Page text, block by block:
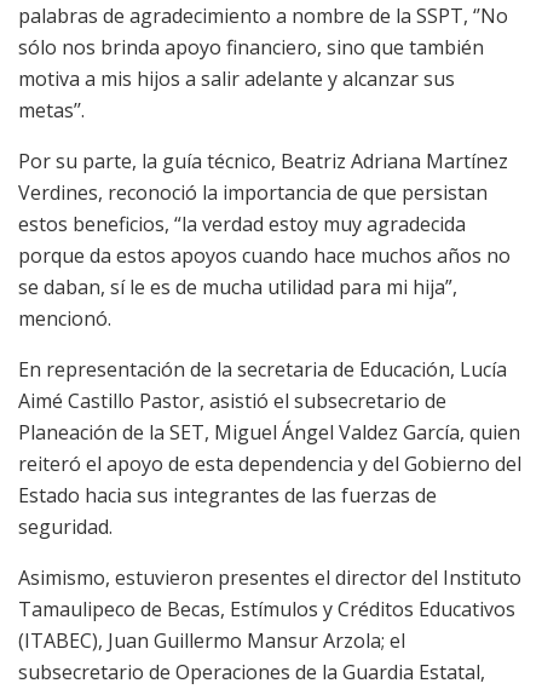
palabras de agradecimiento a nombre de la SSPT, ‘’No
sólo nos brinda apoyo financiero, sino que también
motiva a mis hijos a salir adelante y alcanzar sus
metas’’.
Por su parte, la guía técnico, Beatriz Adriana Martínez
Verdines, reconoció la importancia de que persistan
estos beneficios, “la verdad estoy muy agradecida
porque da estos apoyos cuando hace muchos años no
se daban, sí le es de mucha utilidad para mi hija”,
mencionó.
En representación de la secretaria de Educación, Lucía
Aimé Castillo Pastor, asistió el subsecretario de
Planeación de la SET, Miguel Ángel Valdez García, quien
reiteró el apoyo de esta dependencia y del Gobierno del
Estado hacia sus integrantes de las fuerzas de
seguridad.
Asimismo, estuvieron presentes el director del Instituto
Tamaulipeco de Becas, Estímulos y Créditos Educativos
(ITABEC), Juan Guillermo Mansur Arzola; el
subsecretario de Operaciones de la Guardia Estatal,